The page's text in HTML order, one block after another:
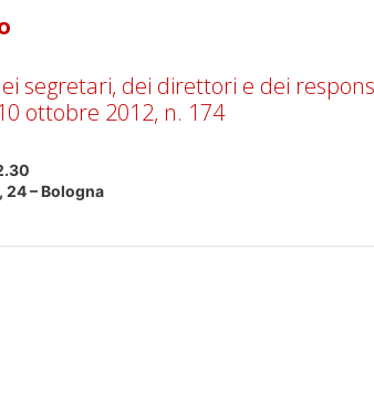
segretari, dei direttori e dei
ottobre 2012, n. 174
24 – Bologna